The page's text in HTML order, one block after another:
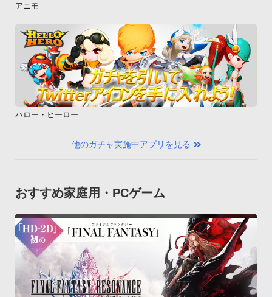
アニモ
ハロー・ヒーロー
他のガチャ実施中アプリを見る
おすすめ家庭用・PCゲーム